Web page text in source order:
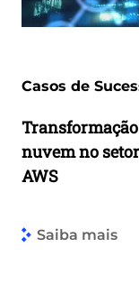
Casos de
nuvem no
AWS
Saiba mais